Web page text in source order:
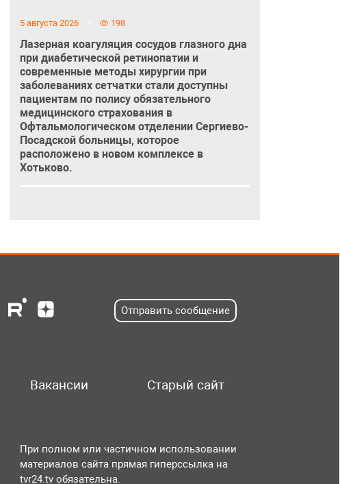
5 августа 2026 198
Лазерная коагуляция сосудов глазного дна
при диабетической ретинопатии и
современные методы хирургии при
заболеваниях сетчатки стали доступны
пациентам по полису обязательного
медицинского страхования в
Офтальмологическом отделении Сергиево-
Посадской больницы, которое
расположено в новом комплексе в
Хотьково.
Отправить сообщение
Вакансии Старый сайт
При полном или частичном использовании
материалов сайта прямая гиперссылка на
tvr24.tv обязательна.